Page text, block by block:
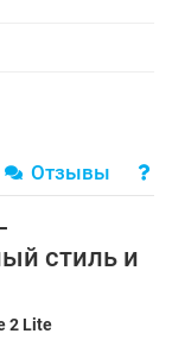
Отзывы
стиль и
2 Lite